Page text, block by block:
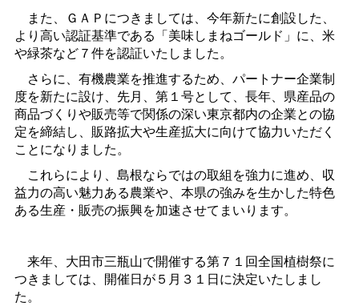
また、ＧＡＰにつきましては、今年新たに創設した、
より高い認証基準である「美味しまねゴールド」に、米
や緑茶など７件を認証いたしました。
さらに、有機農業を推進するため、パートナー企業制
度を新たに設け、先月、第１号として、長年、県産品の
商品づくりや販売等で関係の深い東京都内の企業との協
定を締結し、販路拡大や生産拡大に向けて協力いただく
ことになりました。
これらにより、島根ならではの取組を強力に進め、収
益力の高い魅力ある農業や、本県の強みを生かした特色
ある生産・販売の振興を加速させてまいります。
来年、大田市三瓶山で開催する第７１回全国植樹祭に
つきましては、開催日が５月３１日に決定いたしまし
た。